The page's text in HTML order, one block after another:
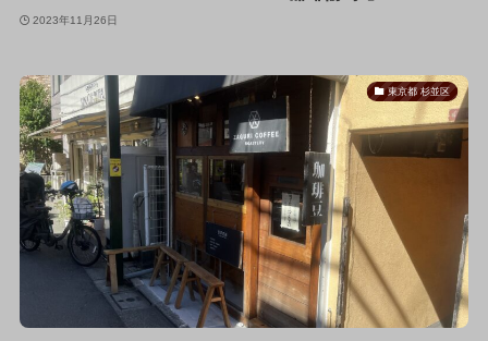
2023年11月26日
東京都 杉並区